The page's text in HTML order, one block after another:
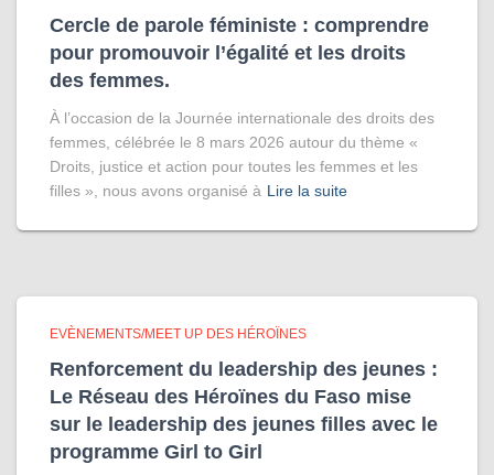
Cercle de parole féministe : comprendre
pour promouvoir l’égalité et les droits
des femmes.
À l’occasion de la Journée internationale des droits des
femmes, célébrée le 8 mars 2026 autour du thème «
Droits, justice et action pour toutes les femmes et les
filles », nous avons organisé à Lire la suite
EVÈNEMENTS/MEET UP DES HÉROÏNES
Renforcement du leadership des jeunes :
Le Réseau des Héroïnes du Faso mise
sur le leadership des jeunes filles avec le
programme Girl to Girl